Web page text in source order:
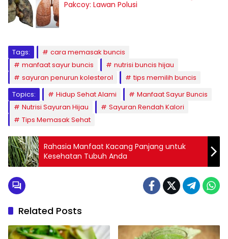
Pakcoy: Lawan Polusi
Tags:
cara memasak buncis
manfaat sayur buncis
nutrisi buncis hijau
sayuran penurun kolesterol
tips memilih buncis
Topics:
Hidup Sehat Alami
Manfaat Sayur Buncis
Nutrisi Sayuran Hijau
Sayuran Rendah Kalori
Tips Memasak Sehat
Rahasia Manfaat Kacang Panjang untuk
Kesehatan Tubuh Anda
Related Posts